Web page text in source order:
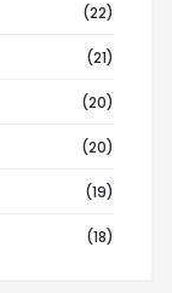
(22)
(21)
(20)
(20)
(19)
(18)